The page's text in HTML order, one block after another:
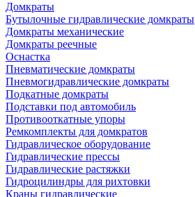
Домкраты
Бутылочные гидравлические домкраты
Домкраты механические
Домкраты реечные
Оснастка
Пневматические домкраты
Пневмогидравлические домкраты
Подкатные домкраты
Подставки под автомобиль
Противооткатные упоры
Ремкомплекты для домкратов
Гидравлическое оборудование
Гидравлические прессы
Гидравлические растяжки
Гидроцилиндры для рихтовки
Краны гидравлические